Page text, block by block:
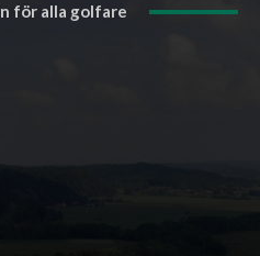
för alla golfare